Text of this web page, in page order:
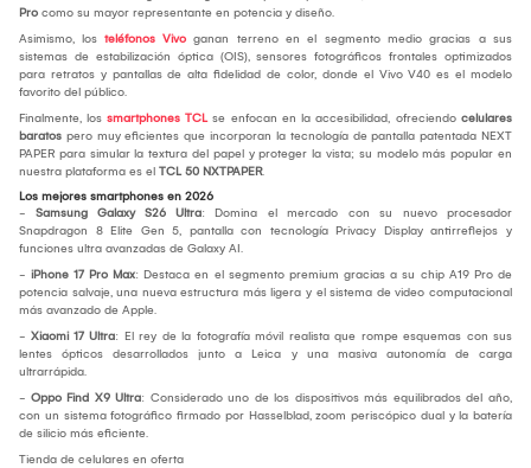
Pro como su mayor representante en potencia y diseño.
Asimismo, los teléfonos Vivo ganan terreno en el segmento medio gracias a sus
sistemas de estabilización óptica (OIS), sensores fotográficos frontales optimizados
para retratos y pantallas de alta fidelidad de color, donde el Vivo V40 es el modelo
favorito del público.
Finalmente, los smartphones TCLse enfocan en la accesibilidad, ofreciendo celulares
baratos pero muy eficientes que incorporan la tecnología de pantalla patentada NEXT
PAPER para simular la textura del papel y proteger la vista; su modelo más popular en
nuestra plataforma es el TCL 50 NXTPAPER.
Los mejores smartphones en 2026
- Samsung Galaxy S26 Ultra: Domina el mercado con su nuevo procesador
Snapdragon 8 Elite Gen 5, pantalla con tecnología Privacy Display antirreflejos y
funciones ultra avanzadas de Galaxy AI.
- iPhone 17 Pro Max: Destaca en el segmento premium gracias a su chip A19 Pro de
potencia salvaje, una nueva estructura más ligera y el sistema de video computacional
más avanzado de Apple.
- Xiaomi 17 Ultra: El rey de la fotografía móvil realista que rompe esquemas con sus
lentes ópticos desarrollados junto a Leica y una masiva autonomía de carga
ultrarrápida.
- Oppo Find X9 Ultra: Considerado uno de los dispositivos más equilibrados del año,
con un sistema fotográfico firmado por Hasselblad, zoom periscópico dual y la batería
de silicio más eficiente.
Tienda de celulares en oferta